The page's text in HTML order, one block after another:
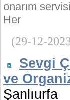
onarım servisi
Her
(29-12-
Sevgi
ve
Şanlıurfa